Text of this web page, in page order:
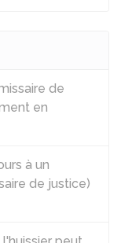
de
en
à un
de justice)